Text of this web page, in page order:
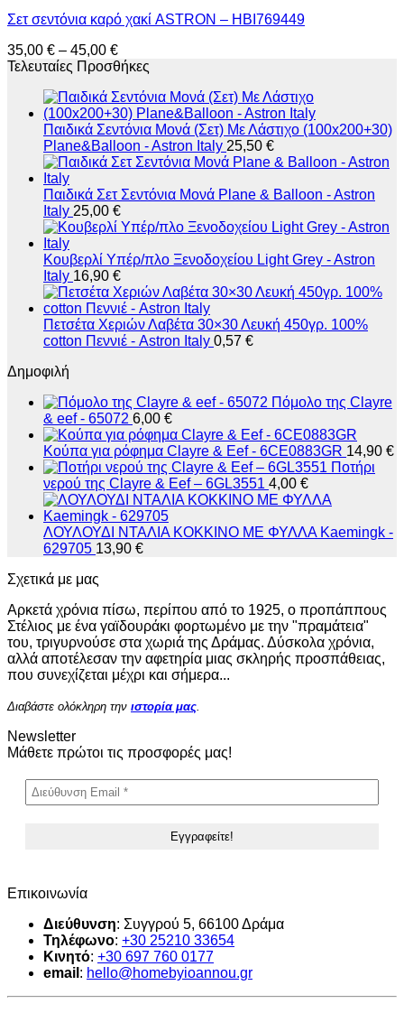
Σετ σεντόνια καρό χακί ASTRON – HBI769449
35,00 € – 45,00 €Price
range:
through
45,00 €
Τελευταίες Προσθήκες
Παιδικά Σεντόνια Μονά (Σετ) Με Λάστιχο (100x200+30)
Plane&Balloon - Astron Italy 25,50 €
Παιδικά Σετ Σεντόνια Μονά Plane & Balloon - Astron
Italy 25,00 €
Κουβερλί Υπέρ/πλο Ξενοδοχείου Light Grey - Astron
Italy 16,90 €
Πετσέτα Χεριών Λαβέτα 30×30 Λευκή 450γρ. 100%
cotton Πεννιέ - Astron Italy 0,57 €
Δημοφιλή
Πόμολο της Clayre
& eef - 65072 6,00 €
Κούπα για ρόφημα Clayre & Eef - 6CE0883GR 14,90 €
Ποτήρι
νερού της Clayre & Eef – 6GL3551 4,00 €
ΛΟΥΛΟΥΔΙ ΝΤΑΛΙΑ ΚΟΚΚΙΝΟ ΜΕ ΦΥΛΛΑ Kaemingk -
629705 13,90 €
Σχετικά με μας
Αρκετά χρόνια πίσω, περίπου από το 1925, ο προπάππους
Στέλιος με ένα γαϊδουράκι φορτωμένο με την "πραμάτεια"
του, τριγυρνούσε στα χωριά της Δράμας. Δύσκολα χρόνια,
αλλά αποτέλεσαν την αφετηρία μιας σκληρής προσπάθειας,
που συνεχίζεται μέχρι και σήμερα...
Διαβάστε ολόκληρη την ιστορία μας.
Newsletter
Μάθετε πρώτοι τις προσφορές μας!
Επικοινωνία
Διεύθυνση: Συγγρού 5, 66100 Δράμα
Τηλέφωνο: +30 25210 33654
Κινητό: +30 697 760 0177
email : hello@homebyioannou.gr